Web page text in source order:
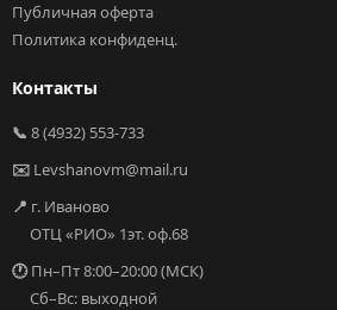
Публичная оферта
Политика конфиденц.
Контакты
📞 8 (4932) 553-733
✉️ Levshanovm@mail.ru
📍 г. Иваново
ОТЦ «РИО» 1эт. оф.68
🕐Пн–Пт 8:00–20:00 (МСК)
Сб–Вс: выходной